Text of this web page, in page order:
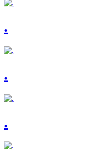
.
.
.